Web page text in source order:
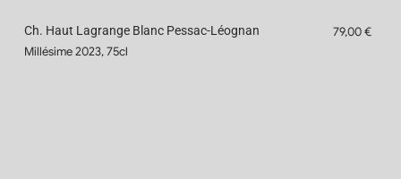
Ch. Haut Lagrange Blanc Pessac-Léognan
Millésime 2023, 75cl
79,00 €